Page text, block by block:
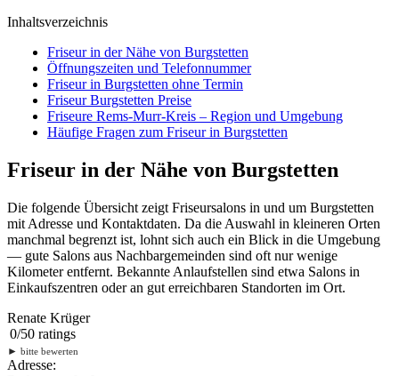
Inhaltsverzeichnis
Friseur in der Nähe von Burgstetten
Öffnungszeiten und Telefonnummer
Friseur in Burgstetten ohne Termin
Friseur Burgstetten Preise
Friseure Rems-Murr-Kreis – Region und Umgebung
Häufige Fragen zum Friseur in Burgstetten
Friseur in der Nähe von Burgstetten
Die folgende Übersicht zeigt Friseursalons in und um Burgstetten
mit Adresse und Kontaktdaten. Da die Auswahl in kleineren Orten
manchmal begrenzt ist, lohnt sich auch ein Blick in die Umgebung
— gute Salons aus Nachbargemeinden sind oft nur wenige
Kilometer entfernt. Bekannte Anlaufstellen sind etwa Salons in
Einkaufszentren oder an gut erreichbaren Standorten im Ort.
Renate Krüger
0/50 ratings
► bitte bewerten
Adresse: